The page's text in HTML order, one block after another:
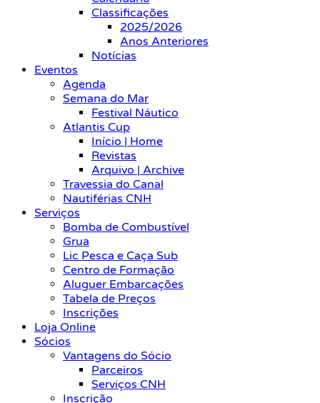
Classificações
2025/2026
Anos Anteriores
Notícias
Eventos
Agenda
Semana do Mar
Festival Náutico
Atlantis Cup
Início | Home
Revistas
Arquivo | Archive
Travessia do Canal
Nautiférias CNH
Serviços
Bomba de Combustível
Grua
Lic Pesca e Caça Sub
Centro de Formação
Aluguer Embarcações
Tabela de Preços
Inscrições
Loja Online
Sócios
Vantagens do Sócio
Parceiros
Serviços CNH
Inscrição